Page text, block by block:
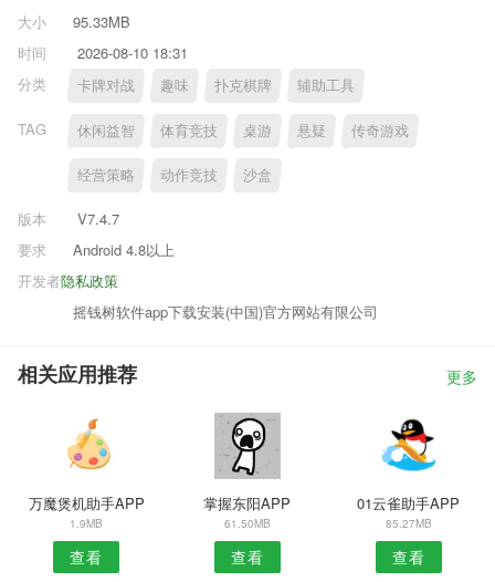
大小
95.33MB
时间
2026-08-10 18:31
分类
卡牌对战 趣味 扑克棋牌 辅助工具
TAG 休闲益智 体育竞技 桌游 悬疑 传奇游戏
经营策略 动作竞技 沙盒
版本
V7.4.7
要求
Android 4.8以上
隐私政策
开发者
摇钱树软件app下载安装(中国)官方网站有限公司
相关应用推荐 更多
万魔煲机助手APP
1.9MB
查看
掌握东阳APP
61.50MB
查看
01云雀助手APP
85.27MB
查看